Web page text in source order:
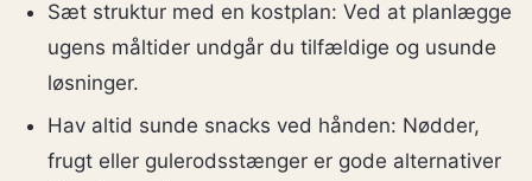
Sæt struktur med en kostplan: Ved at planlægge
ugens måltider undgår du tilfældige og usunde
løsninger.
Hav altid sunde snacks ved hånden: Nødder,
frugt eller gulerodsstænger er gode alternativer